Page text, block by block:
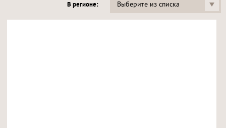
В регионе: Выберите из списка